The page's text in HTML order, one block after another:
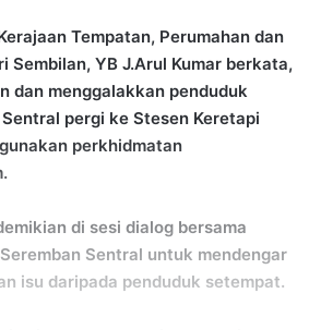
Tempatan, Perumahan dan
Sembilan, YB J.Arul Kumar berkata,
dan menggalakkan penduduk
pergi ke Stesen Keretapi
perkhidmatan
di sesi dialog bersama
Sentral untuk mendengar
isu daripada penduduk setempat.